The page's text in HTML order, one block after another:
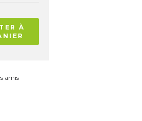
À
amis